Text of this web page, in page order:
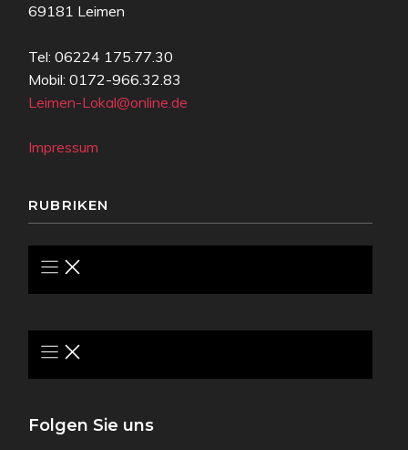
69181 Leimen
Tel: 06224 175.77.30
Mobil: 0172-966.32.83
Leimen-Lokal@online.de
Impressum
RUBRIKEN
Folgen Sie uns